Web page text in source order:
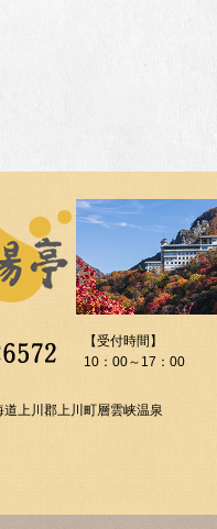
【受付時間】
10：00～17：00
上川郡上川町層雲峡温泉